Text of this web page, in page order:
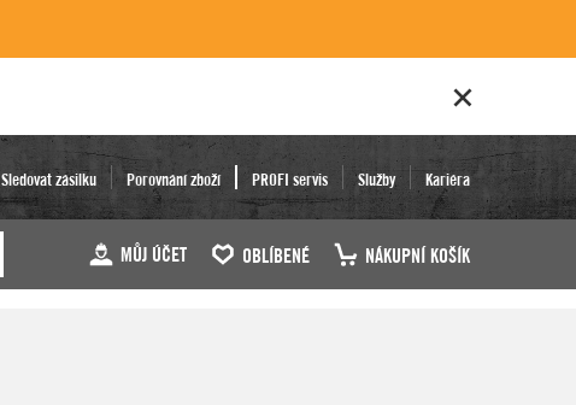
Sledovat zásilku Porovnání zboží PROFI servis Služby Kariéra
MŮJ ÚČET OBLÍBENÉ NÁKUPNÍ KOŠÍK